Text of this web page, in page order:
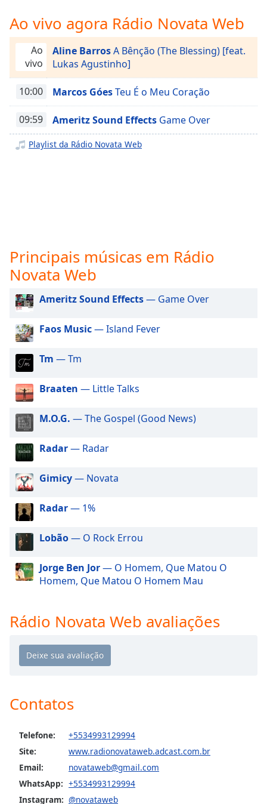
Playback
Rate
Chapters
Chapters
Descriptions
opens
subtitles
settings
dialog
subtitles
off
selected
Audio
Track
Picture-
in-
Fullscreen
modal
window.
Beginning
dialog
Escape
close
window.
Background
Color
Ao vivo agora Rádio Novata Web
Ao
vivo
Aline BarrosA Bênção (The Blessing) [feat.
Lukas Agustinho]
10:00 Marcos GóesTeu É o Meu Coração
09:59 Ameritz Sound Effects Game Over
Playlist da Rádio Novata Web
Principais músicas em Rádio
Novata Web
Ameritz Sound Effects— Game Over
Faos Music— Island Fever
Tm — Tm
Braaten — Little Talks
M.O.G. — The Gospel (Good News)
Radar— Radar
Gimicy— Novata
Radar— 1%
Lobão— O Rock Errou
Jorge Ben Jor— O Homem, Que Matou O
Homem, Que Matou O Homem Mau
Rádio Novata Web avaliações
Contatos
Telefone:
+5534993129994
Site:
www.radionovataweb.adcast.com.br
Email:
novataweb@gmail.com
WhatsApp: +5534993129994
Instagram: @novataweb